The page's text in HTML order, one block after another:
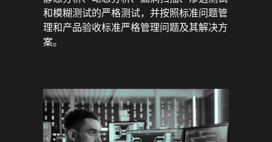
和模糊测试的严格测试，并按照标准问题管
理和产品验收标准严格管理问题及其解决方
案。